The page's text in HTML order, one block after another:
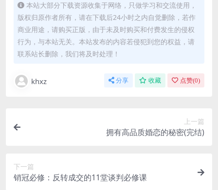
本站大部分下载资源收集于网络，只做学习和交流使用，
版权归原作者所有，请在下载后24小时之内自觉删除，若作
商业用途，请购买正版，由于未及时购买和付费发生的侵权
行为，与本站无关。本站发布的内容若侵犯到您的权益，请
联系站长删除，我们将及时处理！
khxz 分享 收藏 点赞(0)
上一篇
拥有高品质婚恋的秘密(完结)
下一篇
销冠必修：反转成交的11堂谈判必修课